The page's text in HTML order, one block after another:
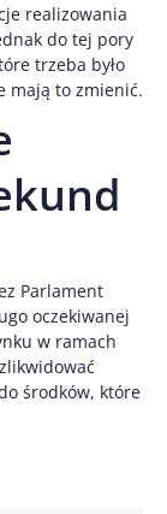
realizowania
do tej pory
trzeba było
mają to zmienić.
Parlament
oczekiwanej
w ramach
środków, które